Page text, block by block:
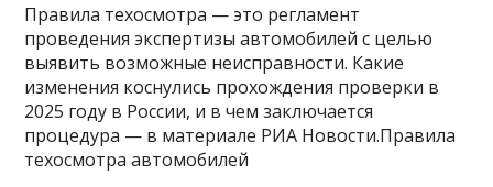
Правила техосмотра — это регламент
проведения экспертизы автомобилей с целью
выявить возможные неисправности. Какие
изменения коснулись прохождения проверки в
2025 году в России, и в чем заключается
процедура — в материале РИА Новости.Правила
техосмотра автомобилей